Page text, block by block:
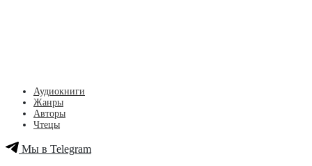
Аудиокниги
Жанры
Авторы
Чтецы
Мы в Telegram